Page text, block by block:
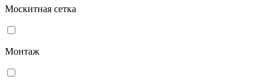
Москитная сетка
Монтаж